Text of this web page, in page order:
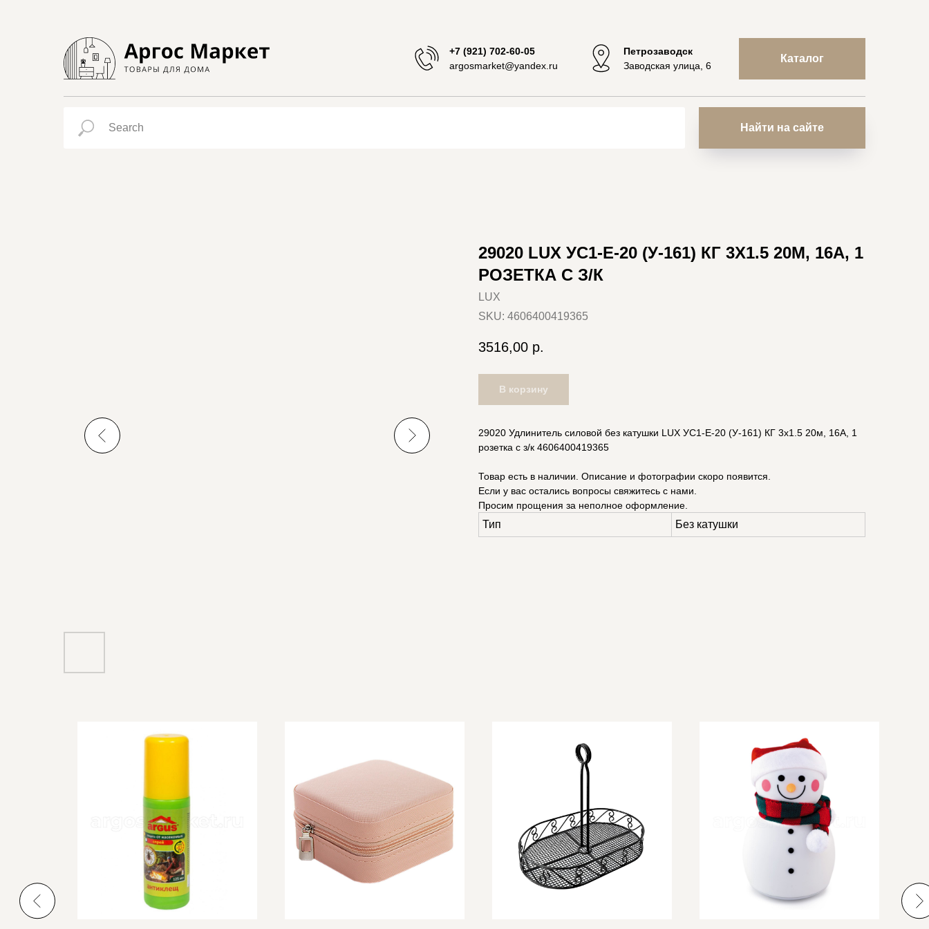
+7 (921) 702-60-05
argosmarket@yandex.ru
Петрозаводск
Заводская улица, 6
Каталог
Найти на сайте
29020 LUX УС1-Е-20 (У-161) КГ 3X1.5 20М, 16А, 1
РОЗЕТКА С З/К
LUX
SKU: 4606400419365
3516,00 р.
В корзину
29020 Удлинитель силовой без катушки LUX УС1-Е-20 (У-161) КГ 3x1.5 20м, 16А, 1
розетка с з/к 4606400419365
Товар есть в наличии. Описание и фотографии скоро появится.
Если у вас остались вопросы свяжитесь с нами.
Просим прощения за неполное оформление.
Тип Без катушки